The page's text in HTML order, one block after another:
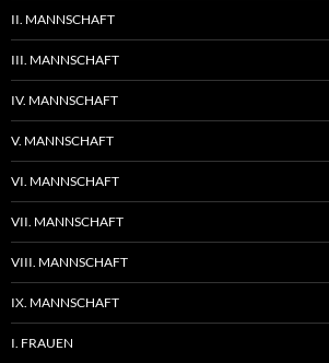
II. MANNSCHAFT
III. MANNSCHAFT
IV. MANNSCHAFT
V. MANNSCHAFT
VI. MANNSCHAFT
VII. MANNSCHAFT
VIII. MANNSCHAFT
IX. MANNSCHAFT
I. FRAUEN